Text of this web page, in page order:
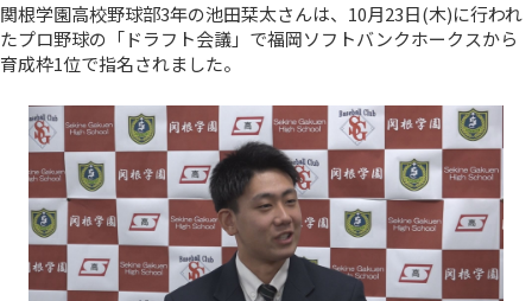
関根学園高校野球部3年の池田栞太さんは、10月23日(木)に行われ
たプロ野球の「ドラフト会議」で福岡ソフトバンクホークスから
育成枠1位で指名されました。